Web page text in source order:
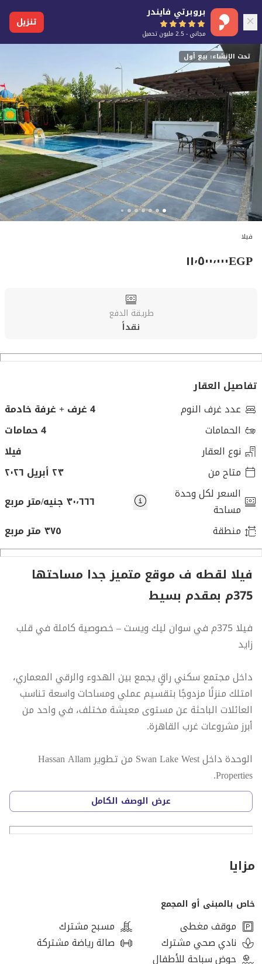
بروبرتي فايندر
مجاني - 2.5 مليون تحميل
تنزيل
تحت الإنشاء: بيع أول
فيلا
EGP١١٬٥٠٠٬٠٠٠
طريقة الدفع
نقداً
تفاصيل العقار
عدد غرف النوم
4 غرف + غرفة خادمة
الحمامات
4 حمامات
نوع العقار
فيلا
متاح من
٢٣ أبريل ٢٠٢٦
السعر لكل وحدة
مساحة
٣٠٬٦٦٦ جنيه/متر مربع
منطقة
٣٧٥ متر مربع
فيلا لقطه ف موقع متميز جدا مساحتها
375م بمقدم بسيط
فيلا 375م في سوان ليك ويست – خصوصية كاملة في قلب
زايد
داخل مجتمع سكني راقٍ يجمع بين الهدوء والرقي المعماري،
امتلك منزلًا مزدوجًا بتقسيم عملي ومساحات واسعة تناسب
العائلات الباحثة عن مستوى معيشة مختلف، في واحد من
أبرز مشروعات غرب القاهرة.
الوحدة داخل Swan Lake West من تطوير Hassan Allam
Properties.
تفاصيل الوحدة:
المساحة المبنية: 375 م
4 غرف نوم
4 حمامات
عرض الوصف الكامل
مزايا
خاص بالمبنى أو المجمع
موقف مغطى
مسبح مشترك
نادي صحي مشترك
صالة رياضة مشتركة
حوض سباحة للأطفال